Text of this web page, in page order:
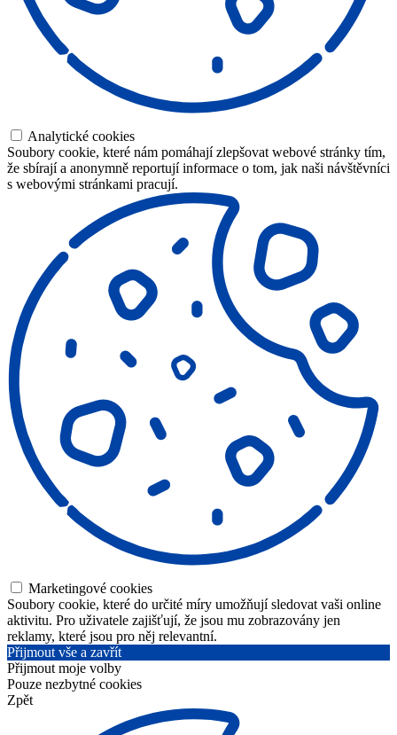
Analytické cookies
Soubory cookie, které nám pomáhají zlepšovat webové stránky tím,
že sbírají a anonymně reportují informace o tom, jak naši návštěvníci
s webovými stránkami pracují.
Marketingové cookies
Soubory cookie, které do určité míry umožňují sledovat vaši online
aktivitu. Pro uživatele zajišťují, že jsou mu zobrazovány jen
reklamy, které jsou pro něj relevantní.
Přijmout vše a zavřít
Přijmout moje volby
Pouze nezbytné cookies
Zpět